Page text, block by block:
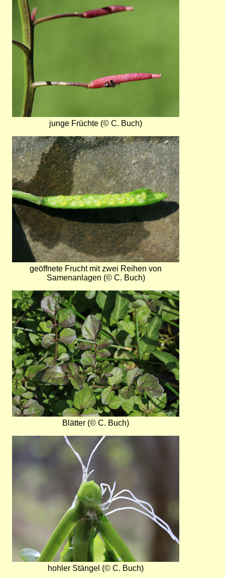
junge Früchte (© C. Buch)
Bild
geöffnete Frucht mit zwei Reihen von
Samenanlagen (© C. Buch)
Bild
Blätter (© C. Buch)
hohler Stängel (© C. Buch)